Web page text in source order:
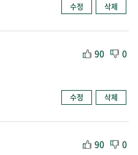
수정 삭제
90
0
수정 삭제
90
0